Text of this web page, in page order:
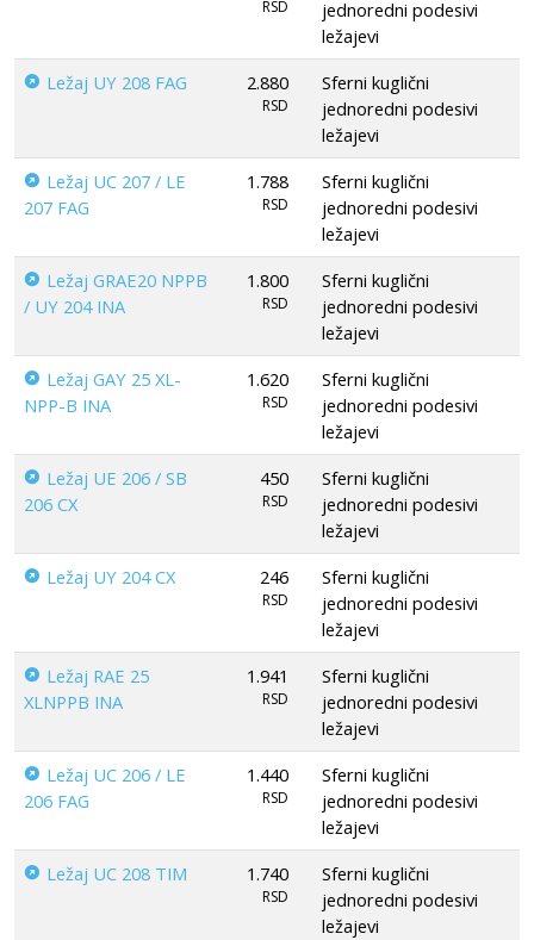
RSD
jednoredni podesivi
ležajevi
Ležaj UY 208 FAG
2.880
RSD
Sferni kuglični
jednoredni podesivi
ležajevi
Ležaj UC 207 / LE
207 FAG
1.788
RSD
Sferni kuglični
jednoredni podesivi
ležajevi
Ležaj GRAE20 NPPB
/ UY 204 INA
1.800
RSD
Sferni kuglični
jednoredni podesivi
ležajevi
Ležaj GAY 25 XL-
NPP-B INA
1.620
RSD
Sferni kuglični
jednoredni podesivi
ležajevi
Ležaj UE 206 / SB
206 CX
450
RSD
Sferni kuglični
jednoredni podesivi
ležajevi
Ležaj UY 204 CX
246
RSD
Sferni kuglični
jednoredni podesivi
ležajevi
Ležaj RAE 25
XLNPPB INA
1.941
RSD
Sferni kuglični
jednoredni podesivi
ležajevi
Ležaj UC 206 / LE
206 FAG
1.440
RSD
Sferni kuglični
jednoredni podesivi
ležajevi
Ležaj UC 208 TIM
1.740
RSD
Sferni kuglični
jednoredni podesivi
ležajevi